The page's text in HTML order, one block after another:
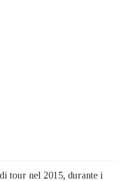
tour nel 2015, durante i